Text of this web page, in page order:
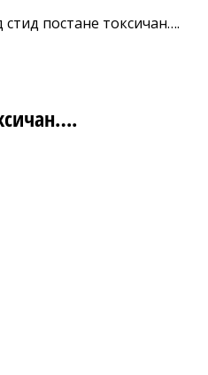
стид постане токсичан….